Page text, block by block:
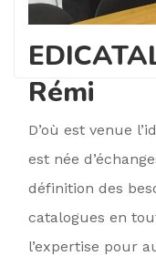
Rémi
D’où est venue
est née
définition des
catalogues en
l’expertise pour